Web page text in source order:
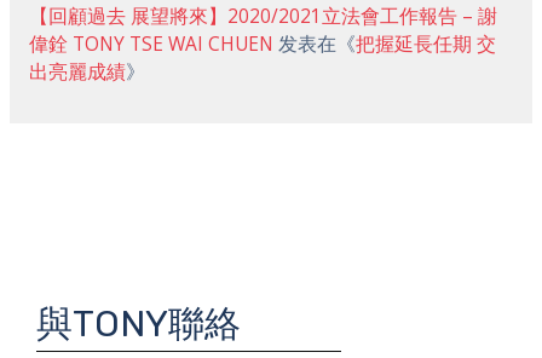
【回顧過去 展望將來】2020/2021立法會工作報告 – 謝
偉銓 TONY TSE WAI CHUEN 发表在《把握延長任期 交
出亮麗成績》
與TONY聯絡